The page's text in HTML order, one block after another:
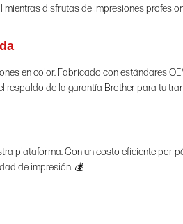
disfrutas de impresiones
en color. Fabricado con estándares
respaldo de la garantía Brother para tu
plataforma. Con un costo eficiente por
de impresión. 💰